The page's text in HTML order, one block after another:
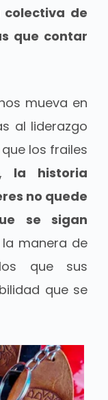
de
que contar
mueva en
al liderazgo
que los frailes
la historia
no quede
se sigan
manera de
que sus
que se